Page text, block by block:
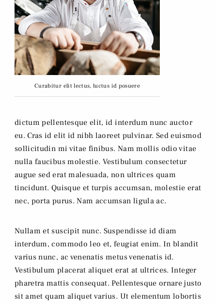
Curabitur elit lectus, luctus id posuere
dictum pellentesque elit, id interdum nunc auctor
eu. Cras id elit id nibh laoreet pulvinar. Sed euismod
sollicitudin mi vitae finibus. Nam mollis odio vitae
nulla faucibus molestie. Vestibulum consectetur
augue sed erat malesuada, non ultrices quam
tincidunt. Quisque et turpis accumsan, molestie erat
nec, porta purus. Nam accumsan ligula ac.
Nullam et suscipit nunc. Suspendisse id diam
interdum, commodo leo et, feugiat enim. In blandit
varius nunc, ac venenatis metus venenatis id.
Vestibulum placerat aliquet erat at ultrices. Integer
pharetra mattis consequat. Pellentesque ornare justo
sit amet quam aliquet varius. Ut elementum lobortis